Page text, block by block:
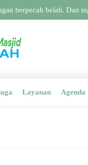
berpecah belah. Dan
Layanan Agenda